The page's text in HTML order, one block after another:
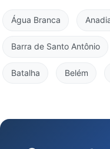
Água Branca
Barra de Santo Antônio
Batalha Belém